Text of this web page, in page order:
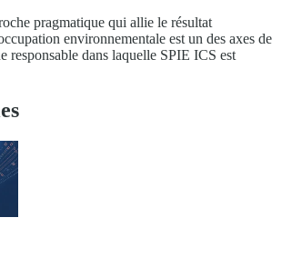
pragmatique qui allie le résultat
environnementale est un des axes de
responsable dans laquelle SPIE ICS est